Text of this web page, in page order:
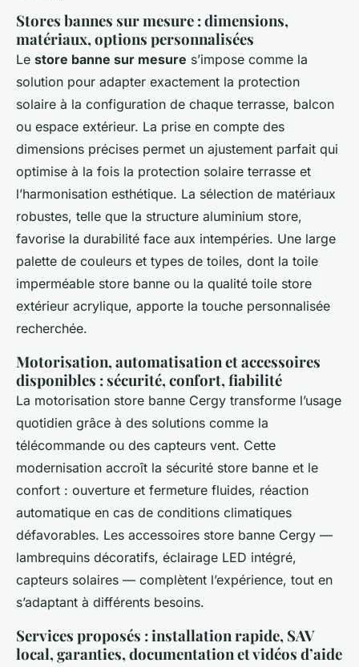
Stores bannes sur mesure : dimensions,
matériaux, options personnalisées
Le store banne sur mesure s’impose comme la
solution pour adapter exactement la protection
solaire à la configuration de chaque terrasse, balcon
ou espace extérieur. La prise en compte des
dimensions précises permet un ajustement parfait qui
optimise à la fois la protection solaire terrasse et
l’harmonisation esthétique. La sélection de matériaux
robustes, telle que la structure aluminium store,
favorise la durabilité face aux intempéries. Une large
palette de couleurs et types de toiles, dont la toile
imperméable store banne ou la qualité toile store
extérieur acrylique, apporte la touche personnalisée
recherchée.
Motorisation, automatisation et accessoires
disponibles : sécurité, confort, fiabilité
La motorisation store banne Cergy transforme l’usage
quotidien grâce à des solutions comme la
télécommande ou des capteurs vent. Cette
modernisation accroît la sécurité store banne et le
confort : ouverture et fermeture fluides, réaction
automatique en cas de conditions climatiques
défavorables. Les accessoires store banne Cergy —
lambrequins décoratifs, éclairage LED intégré,
capteurs solaires — complètent l’expérience, tout en
s’adaptant à différents besoins.
Services proposés : installation rapide, SAV
local, garanties, documentation et vidéos d’aide